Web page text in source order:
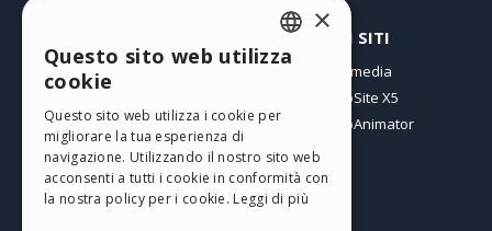
I miei post
I miei Download
Spazio Web
I miei Crediti
ALTRI SITI
Incomedia
WebSite X5
WebAnimator
ENGLISH
SPANISH
PORTUGUESE
×
Questo sito web utilizza
cookie
Questo sito web utilizza i cookie per
migliorare la tua esperienza di
navigazione. Utilizzando il nostro sito web
acconsenti a tutti i cookie in conformità con
la nostra policy per i cookie. Leggi di più